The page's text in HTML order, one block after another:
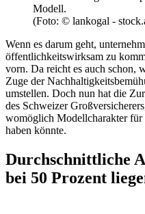
Modell.
(Foto: © lankogal -
Wenn es darum geht,
öffentlichkeitswirksam zu
vorn. Da reicht es auch schon,
Zuge der
umstellen. Doch nun hat die
des Schweizer
womöglich Modellcharakter für
haben könnte.
Durchschnittliche
bei 50 Prozent